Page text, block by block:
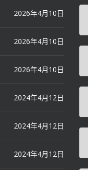
2026年4月10日
2026年4月10日
2026年4月10日
2024年4月12日
2024年4月12日
2024年4月12日